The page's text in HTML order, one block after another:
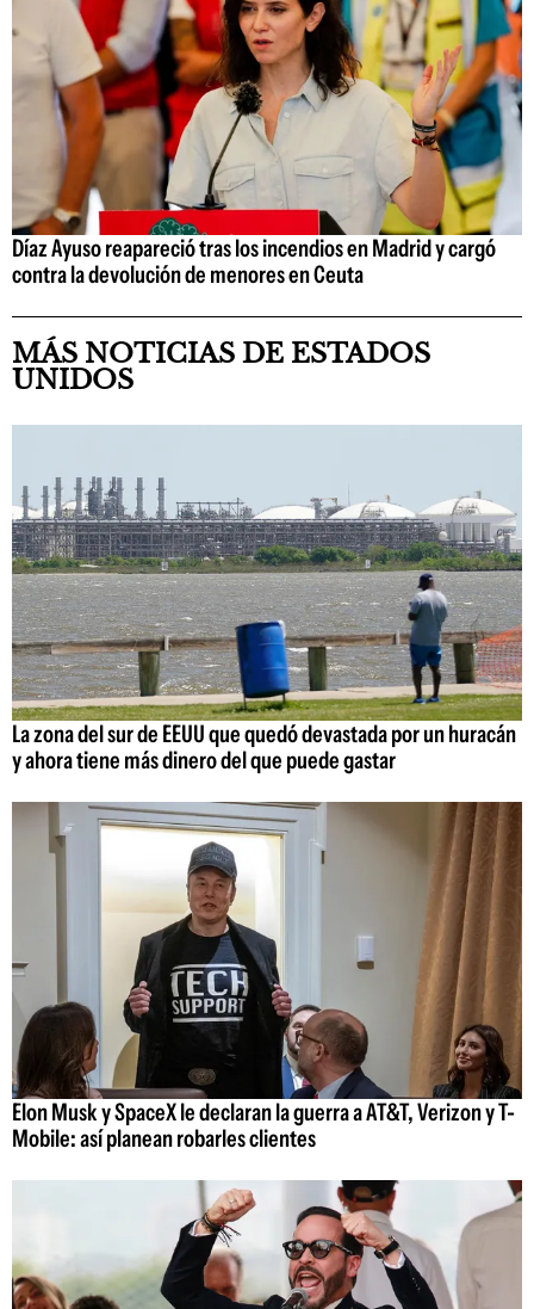
Díaz Ayuso reapareció tras los incendios en Madrid y cargó
contra la devolución de menores en Ceuta
MÁS NOTICIAS DE ESTADOS
UNIDOS
La zona del sur de EEUU que quedó devastada por un huracán
y ahora tiene más dinero del que puede gastar
Elon Musk y SpaceX le declaran la guerra a AT&T, Verizon y T-
Mobile: así planean robarles clientes